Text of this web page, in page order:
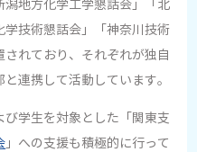
潟地方化学工学懇話会」「北
学技術懇話会」「神奈川技術
れており、それぞれが独自
連携して活動しています。
学生を対象とした「関東支
」への支援も積極的に行って